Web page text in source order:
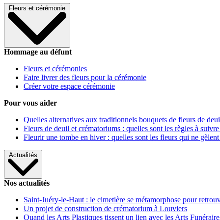
Fleurs et cérémonie
Hommage au défunt
Fleurs et cérémonies
Faire livrer des fleurs pour la cérémonie
Créer votre espace cérémonie
Pour vous aider
Quelles alternatives aux traditionnels bouquets de fleurs de
Fleurs de deuil et crématoriums : quelles sont les règles à
Fleurir une tombe en hiver : quelles sont les fleurs qui ne gèlent
Actualités
Nos actualités
Saint-Juéry-le-Haut : le cimetière se métamorphose pour
Un projet de construction de crématorium à Louviers
Quand les Arts Plastiques tissent un lien avec les Arts